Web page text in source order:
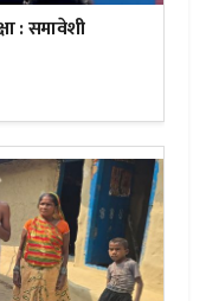
: समावेशी